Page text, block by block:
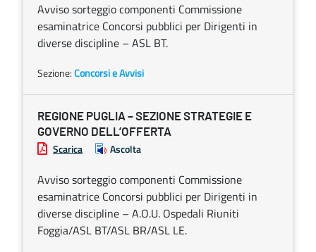
Avviso sorteggio componenti Commissione
esaminatrice Concorsi pubblici per Dirigenti in
diverse discipline – ASL BT.
Sezione:Concorsi e Avvisi
REGIONE PUGLIA – SEZIONE STRATEGIE E
GOVERNO DELL’OFFERTA
Scarica Ascolta
Avviso sorteggio componenti Commissione
esaminatrice Concorsi pubblici per Dirigenti in
diverse discipline – A.O.U. Ospedali Riuniti
Foggia/ASL BT/ASL BR/ASL LE.